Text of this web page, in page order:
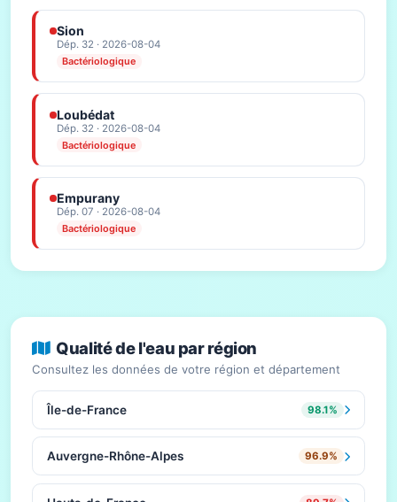
Sion
Dép. 32 · 2026-08-04
Bactériologique
Loubédat
Dép. 32 · 2026-08-04
Bactériologique
Empurany
Dép. 07 · 2026-08-04
Bactériologique
Qualité de l'eau par région
Consultez les données de votre région et département
Île-de-France 98.1%
Auvergne-Rhône-Alpes 96.9%